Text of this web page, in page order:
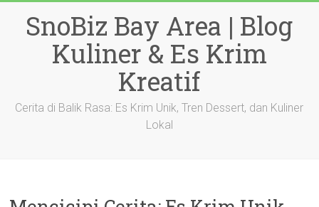
contentSnoBiz Bay Area | Blog
Kuliner & Es Krim
Kreatif
Cerita di Balik Rasa: Es Krim Unik, Tren Dessert, dan Kuliner
Lokal